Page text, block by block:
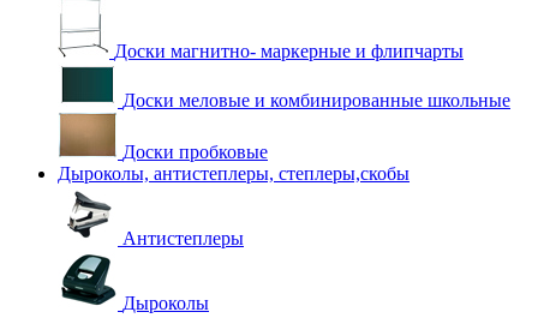
Доски магнитно- маркерные и флипчарты
Доски меловые и комбинированные школьные
Доски пробковые
Дыроколы, антистеплеры, степлеры,скобы
Антистеплеры
Дыроколы